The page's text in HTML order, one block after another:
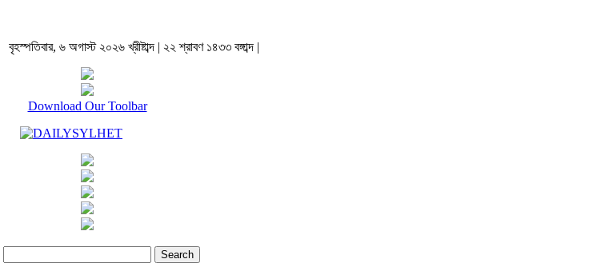
বৃহস্পতিবার, ৬ অগাস্ট ২০২৬ খ্রীষ্টাব্দ | ২২ শ্রাবণ ১৪৩৩ বঙ্গাব্দ |
Download Our Toolbar